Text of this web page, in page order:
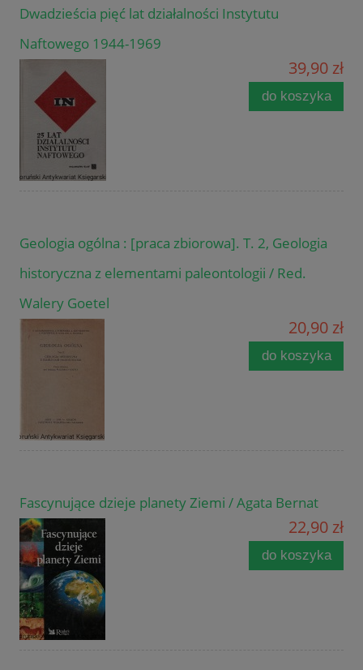
Dwadzieścia pięć lat działalności Instytutu
Naftowego 1944-1969
39,90 zł
do koszyka
Geologia ogólna : [praca zbiorowa]. T. 2, Geologia
historyczna z elementami paleontologii / Red.
Walery Goetel
20,90 zł
do koszyka
Fascynujące dzieje planety Ziemi / Agata Bernat
22,90 zł
do koszyka